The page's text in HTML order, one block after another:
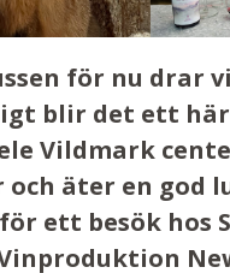
för nu drar
blir det ett
Vildmark
äter en god
ett besök hos